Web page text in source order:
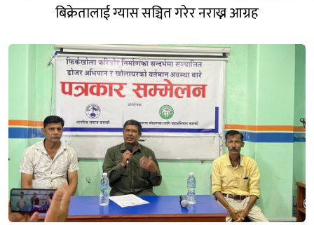
बिक्रेतालाई ग्यास सञ्चित गरेर नराख्न आग्रह